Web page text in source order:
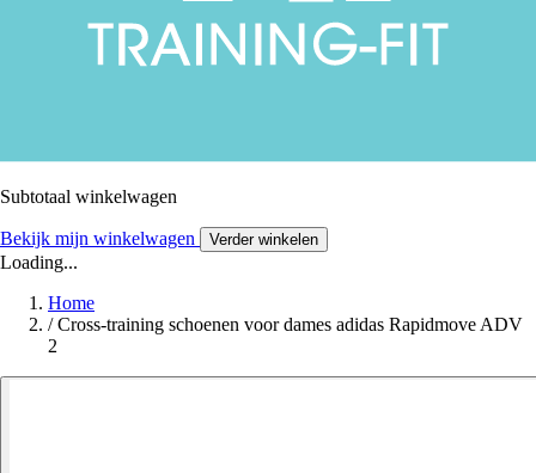
Subtotaal winkelwagen
Bekijk mijn winkelwagen Verder winkelen
Loading...
Home
/ Cross-training schoenen voor dames adidas Rapidmove ADV
2